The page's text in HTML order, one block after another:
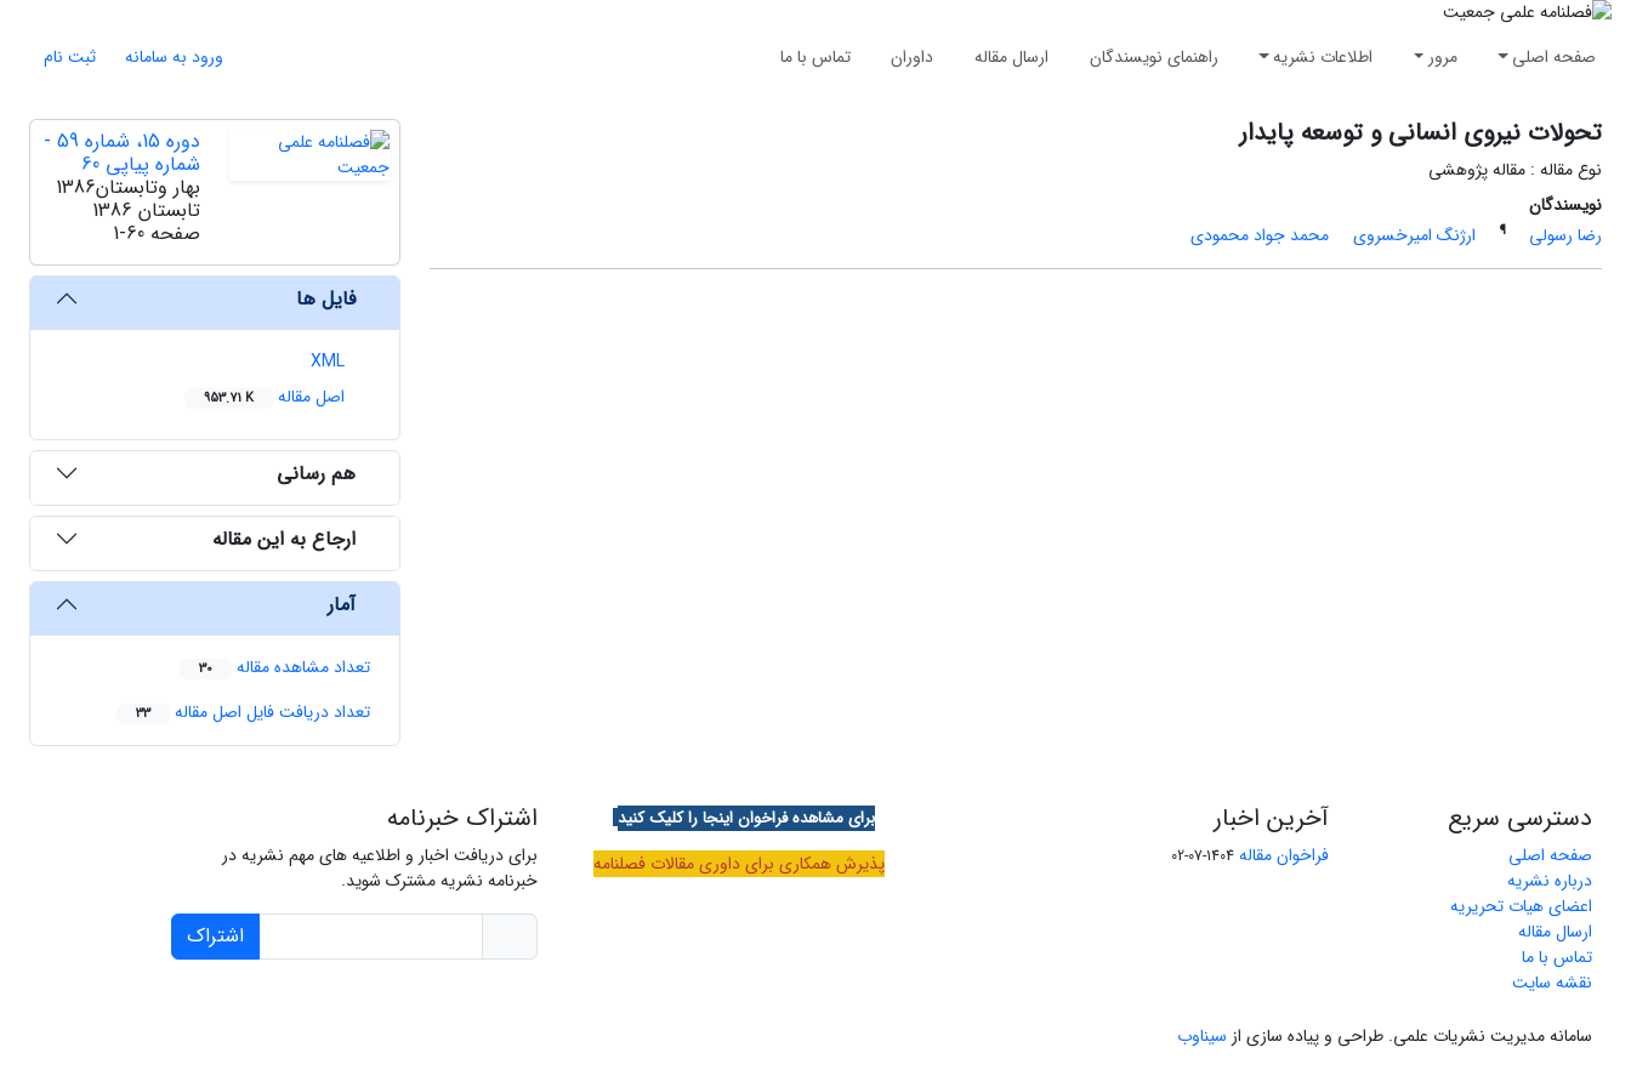
صفحه اصلی مرور اطلاعات نشریه راهنمای نویسندگان ارسال مقاله داوران تماس با ما ورود به سامانه ثبت نام
تحولات نیروی انسانی و توسعه پایدار
نوع مقاله : مقاله پژوهشی
نویسندگان
رضا رسولی
¶ ارژنگ امیرخسروی محمد جواد محمودی
دوره 15، شماره 59 -
شماره پیاپی 60
بهار وتابستان1386
تابستان 1386
صفحه 1-60
فایل ها
XML
اصل مقاله
953.71 K
هم رسانی
ارجاع به این مقاله
آمار
تعداد مشاهده مقاله 30
تعداد دریافت فایل اصل مقاله 33
دسترسی سریع
صفحه اصلی
درباره نشریه
اعضای هیات تحریریه
ارسال مقاله
تماس با ما
نقشه سایت
آخرین اخبار
فراخوان مقاله 1404-07-02
برای مشاهده فراخوان اینجا را کلیک کنید
پذیرش همکاری برای داوری مقالات فصلنامه
اشتراک خبرنامه
برای دریافت اخبار و اطلاعیه های مهم نشریه در
خبرنامه نشریه مشترک شوید.
اشتراک
سامانه مدیریت نشریات علمی. طراحی و پیاده سازی از سیناوب